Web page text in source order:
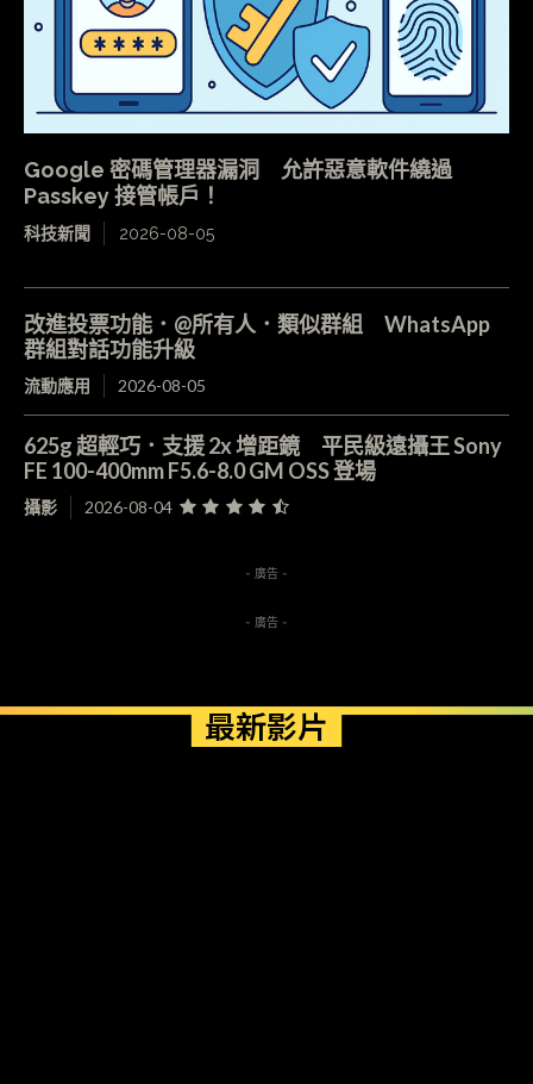
Google 密碼管理器漏洞 允許惡意軟件繞過
Passkey 接管帳戶！
科技新聞 2026-08-05
改進投票功能．@所有人．類似群組 WhatsApp
群組對話功能升級
流動應用 2026-08-05
625g 超輕巧．支援 2x 增距鏡 平民級遠攝王 Sony
FE 100-400mm F5.6-8.0 GM OSS 登場
攝影 2026-08-04
- 廣告 -
- 廣告 -
最新影片